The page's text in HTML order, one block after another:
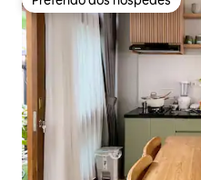
Preferido dos hóspedes